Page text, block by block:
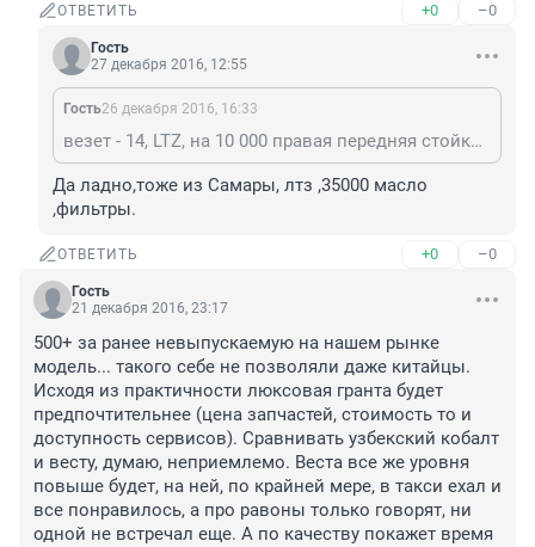
ОТВЕТИТЬ +0 –0
Гость
27 декабря 2016, 12:55
Гость26 декабря 2016, 16:33
везет - 14, LTZ, на 10 000 правая передняя стойка: в Самаре кто-то (не буду говорить кто) украл асфальт
Да ладно,тоже из Самары, лтз ,35000 масло
,фильтры.
ОТВЕТИТЬ +0 –0
Гость
21 декабря 2016, 23:17
500+ за ранее невыпускаемую на нашем рынке
модель... такого себе не позволяли даже китайцы.
Исходя из практичности люксовая гранта будет
предпочтительнее (цена запчастей, стоимость то и
доступность сервисов). Сравнивать узбекский кобалт
и весту, думаю, неприемлемо. Веста все же уровня
повыше будет, на ней, по крайней мере, в такси ехал и
все понравилось, а про равоны только говорят, ни
одной не встречал еще. А по качеству покажет время